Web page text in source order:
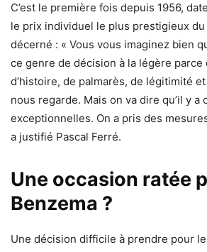
— Ballon d'Or (@ballondor) July 20,
C’est le première fois depuis 1956,
le prix individuel le plus prestigieux
décerné : « Vous vous imaginez bien
ce genre de décision à la légère parce
d’histoire, de palmarès, de légitimité
nous regarde. Mais on va dire qu’il y a
exceptionnelles. On a pris des
a justifié Pascal Ferré.
Une occasion ratée
Benzema ?
Une décision difficile à prendre pour